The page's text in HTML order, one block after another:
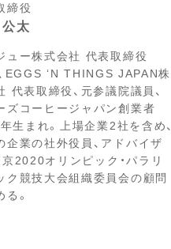
締役
太
ュー株式会社 代表取締役
EGGS ‘N THINGS JAPAN株
代表取締役、元参議院議員、
ズコーヒージャパン創業者
生まれ。上場企業2社を含め、
企業の社外役員、アドバイザ
京2020オリンピック・パラリ
ク競技大会組織委員会の顧問
る。